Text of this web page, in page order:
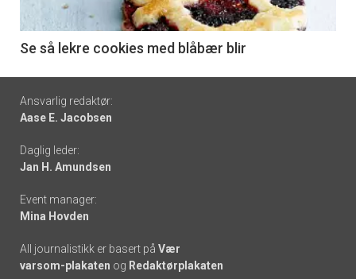
6
Se så lekre cookies med blåbær blir
Footer
-
links
Ansvarlig redaktør:
Aase E. Jacobsen
Daglig leder:
Jan H. Amundsen
Event manager:
Mina Hovden
All journalistikk er basert på Vær
varsom-plakaten og Redaktørplakaten